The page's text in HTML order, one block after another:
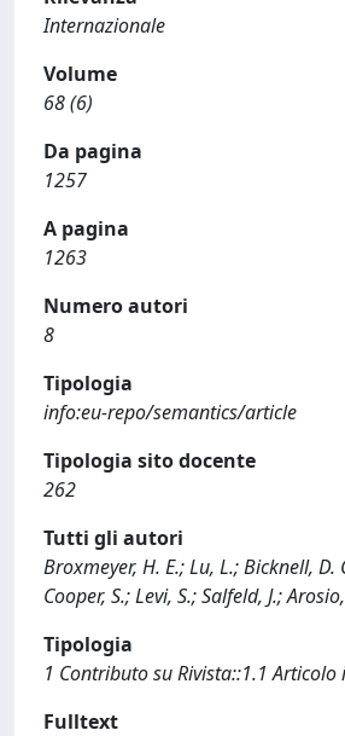
Internazionale
Volume
68 (6)
Da pagina
1257
A pagina
1263
Numero autori
8
Tipologia
info:eu-repo/semantics/article
Tipologia sito docente
262
Tutti gli autori
Broxmeyer, H. E.; Lu, L.; Bicknell, D.
Cooper, S.; Levi, S.; Salfeld, J.;
Tipologia
1 Contributo su Rivista::1.1 Articolo
Fulltext